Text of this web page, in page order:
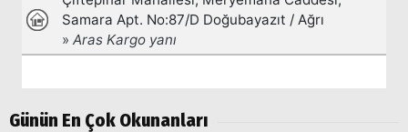
Günün En Çok Okunanları
Aramalar:
Ağrı
Doğubayazıt